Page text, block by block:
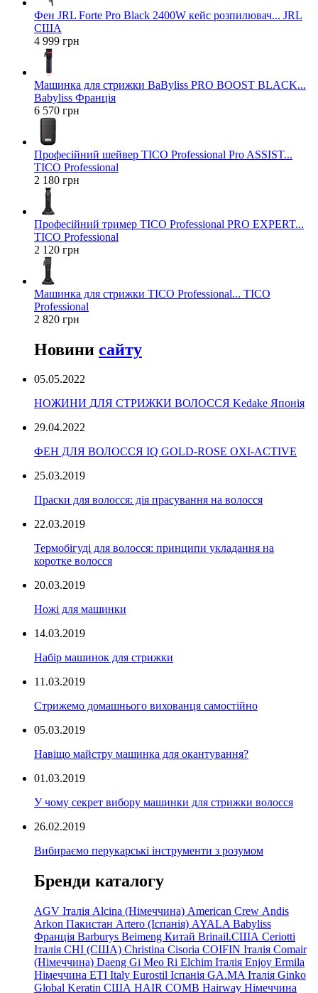
Фен JRL Forte Pro Black 2400W кейс розпилювач... JRL
США
4 999 грн
Машинка для стрижки BaByliss PRO BOOST BLACK...
Babyliss Франція
6 570 грн
Професійний шейвер TICO Professional Pro ASSIST...
TICO Professional
2 180 грн
Професійний тример TICO Professional PRO EXPERT...
TICO Professional
2 120 грн
Машинка для стрижки TICO Professional... TICO
Professional
2 820 грн
Новини сайту
05.05.2022
НОЖИНИ ДЛЯ СТРИЖКИ ВОЛОССЯ Kedake Японія
29.04.2022
ФЕН ДЛЯ ВОЛОССЯ IQ GOLD-ROSE OXI-ACTIVE
25.03.2019
Праски для волосся: дія прасування на волосся
22.03.2019
Термобігуді для волосся: принципи укладання на
коротке волосся
20.03.2019
Ножі для машинки
14.03.2019
Набір машинок для стрижки
11.03.2019
Стрижемо домашнього вихованця самостійно
05.03.2019
Навіщо майстру машинка для окантування?
01.03.2019
У чому секрет вибору машинки для стрижки волосся
26.02.2019
Вибираємо перукарські інструменти з розумом
Бренди каталогу
AGV Італія Alcina (Німеччина) American Crew Andis
Arkon Пакистан Artero (Іспанія) AYALA Babyliss
Франція Barburys Beimeng Китай Brinail.США Ceriotti
Італія CHI (США) Christina Cisoria COIFIN Італія Comair
(Німеччина) Daeng Gi Meo Ri Elchim Італія Enjoy Ermila
Німеччина ETI Italy Eurostil Іспанія GA.MA Італія Ginko
Global Keratin США HAIR COMB Hairway Німеччина